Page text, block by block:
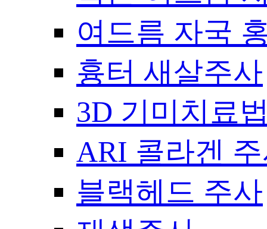
여드름 자국
흉터 새살주사
3D 기미치료
ARI 콜라겐
블랙헤드 주사